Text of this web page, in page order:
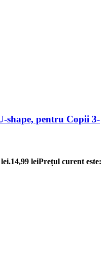
shape, pentru Copii 3-
14,99 leiPrețul curent este: